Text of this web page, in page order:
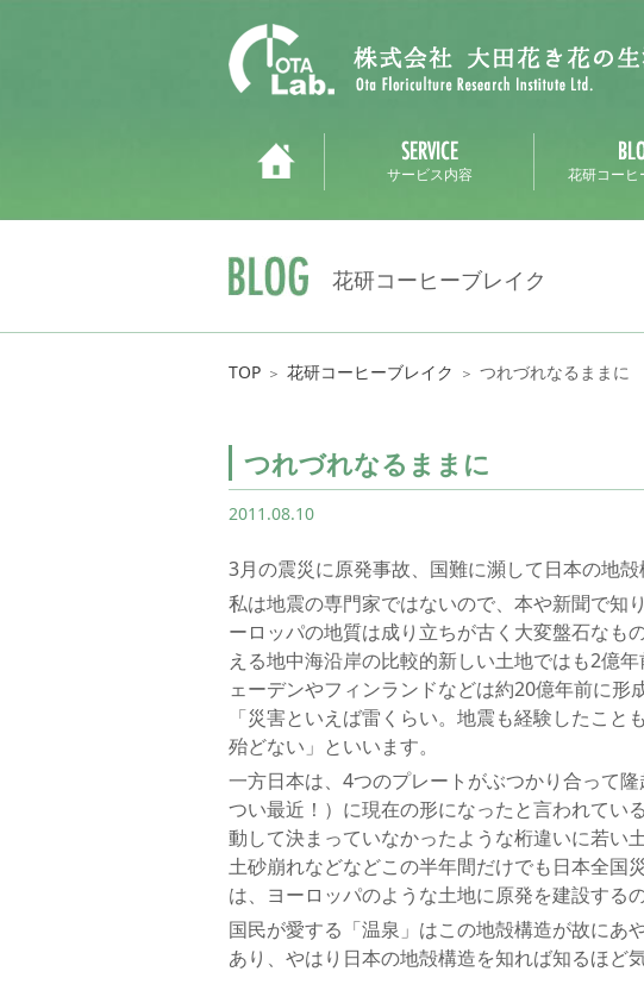
サービス内容 花研コーヒ
花研コーヒーブレイク
TOP ＞ 花研コーヒーブレイク ＞ つれづれなるままに
つれづれなるままに
2011.08.10
3月の震災に原発事故、国難に瀕して日本の地
私は地震の専門家ではないので、本や新聞で知
ーロッパの地質は成り立ちが古く大変盤石なも
える地中海沿岸の比較的新しい土地ではも2億
ェーデンやフィンランドなどは約20億年前に
「災害といえば雷くらい。地震も経験したこ
殆どない」といいます。
一方日本は、4つのプレートがぶつかり合って
つい最近！）に現在の形になったと言われてい
動して決まっていなかったような桁違いに若い
土砂崩れなどなどこの半年間だけでも日本全国
は、ヨーロッパのような土地に原発を建設する
国民が愛する「温泉」はこの地殻構造が故にあ
あり、やはり日本の地殻構造を知れば知るほど